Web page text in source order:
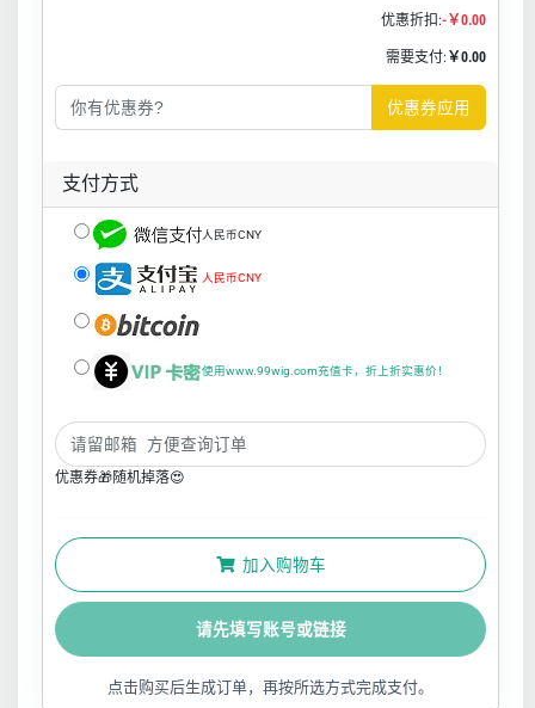
优惠折扣:-￥0.00
需要支付: ￥0.00
优惠券应用
支付方式
人民币CNY
人民币CNY
使用www.99wig.com充值卡，折上折实惠价！
优惠券🎁随机掉落😍
加入购物车
请先填写账号或链接
点击购买后生成订单，再按所选方式完成支付。